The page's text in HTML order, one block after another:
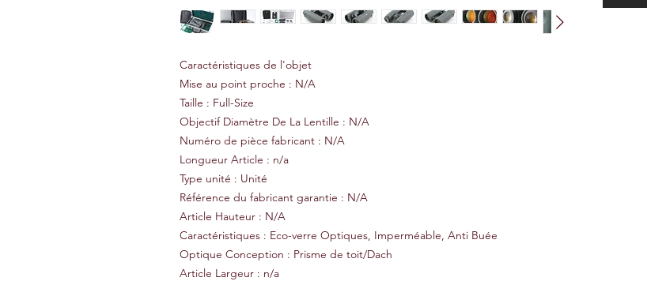
Caractéristiques de l'objet
Mise au point proche : N/A
Taille : Full-Size
Objectif Diamètre De La Lentille : N/A
Numéro de pièce fabricant : N/A
Longueur Article : n/a
Type unité : Unité
Référence du fabricant garantie : N/A
Article Hauteur : N/A
Caractéristiques : Eco-verre Optiques, Imperméable, Anti Buée
Optique Conception : Prisme de toit/Dach
Article Largeur : n/a